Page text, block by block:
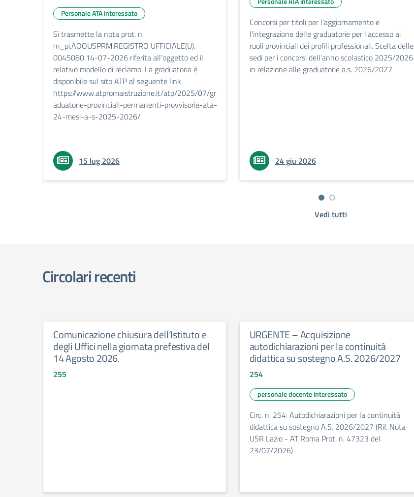
Personale ATA interessato
Si trasmette la nota prot. n.
m_pi.AOOUSPRM.REGISTRO UFFICIALE(U).
0045080.14-07-2026 riferita all’oggetto ed il
relativo modello di reclamo. La graduatoria é
disponibile sul sito ATP al seguente link:
https://www.atpromaistruzione.it/atp/2025/07/gr
aduatorie-provinciali-permanenti-provvisorie-ata-
24-mesi-a-s-2025-2026/
15 lug 2026
Concorsi per titoli per l'aggiornamento e
l'integrazione delle graduatorie per l'accesso ai
ruoli provinciali dei profili professionali. Scelta delle
sedi per i concorsi dell’anno scolastico 2025/2026
in relazione alle graduatorie a.s. 2026/2027
24 giu 2026
Vedi tutti
Circolari recenti
Comunicazione chiusura dell’Istituto e
degli Uffici nella giornata prefestiva del
14 Agosto 2026.
255
URGENTE – Acquisizione
autodichiarazioni per la continuità
didattica su sostegno A.S. 2026/2027
254
personale docente interessato
Circ. n. 254: Autodichiarazioni per la continuità
didattica su sostegno A.S. 2026/2027 (Rif. Nota
USR Lazio - AT Roma Prot. n. 47323 del
23/07/2026)